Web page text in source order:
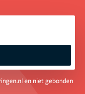
en niet gebonden